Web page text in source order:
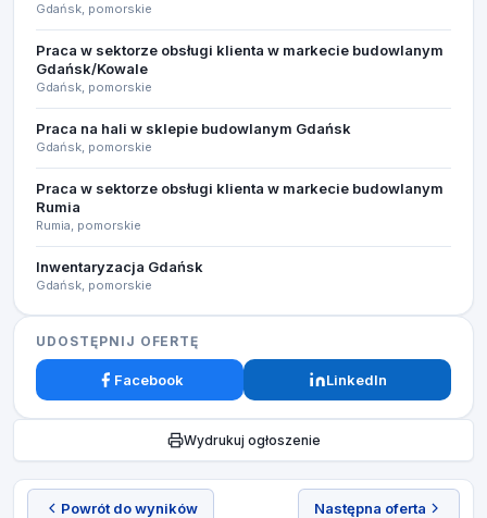
Powrót do wyników Następna oferta
Gdańsk, pomorskie
Praca w sektorze obsługi klienta w markecie budowlanym
Gdańsk/Kowale
Gdańsk, pomorskie
Praca na hali w sklepie budowlanym Gdańsk
Gdańsk, pomorskie
Praca w sektorze obsługi klienta w markecie budowlanym
Rumia
Rumia, pomorskie
Inwentaryzacja Gdańsk
Gdańsk, pomorskie
UDOSTĘPNIJ OFERTĘ
Facebook LinkedIn
Wydrukuj ogłoszenie